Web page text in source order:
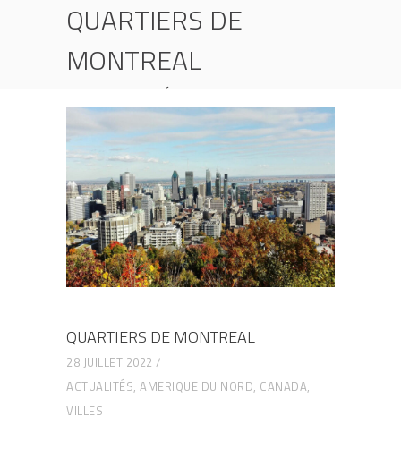
QUARTIERS DE
MONTREAL
ACTUALITÉS
QUARTIERS DE MONTREAL
28 JUILLET 2022
ACTUALITÉS, AMERIQUE DU NORD, CANADA,
VILLES